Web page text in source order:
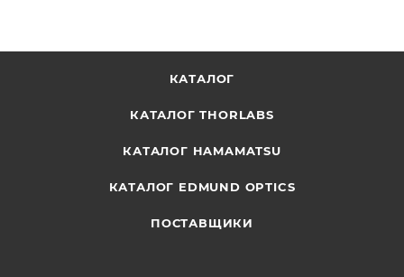
КАТАЛОГ
КАТАЛОГ THORLABS
КАТАЛОГ HAMAMATSU
КАТАЛОГ EDMUND OPTICS
ПОСТАВЩИКИ